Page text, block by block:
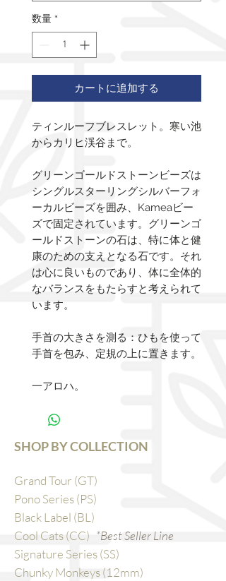
数量 *
カートに追加する
ティンルーフブレスレット。寒い池
からカリヒ渓谷まで。
グリーンゴールドストーンビーズは
シングルスターリングシルバーフォ
ーカルビーズを囲み、Kameaビー
ズで固定されています。グリーンゴ
ールドストーンの石は、特に体と健
康のための支えとなる石です。それ
は心に良いものであり、体に全体的
なバランスをもたらすと考えられて
います。
手首の大きさを測る：ひもを使って
手首を包み、定規の上に置きます。
一アロハ。
SHOP BY COLLECTION
Grand Tour (GT)
Pono Series (PS)
Black Label (BL)
Cool Cats (CC) *Best Seller Line
Signature Series (SS)
Chunky Monkeys (12mm)